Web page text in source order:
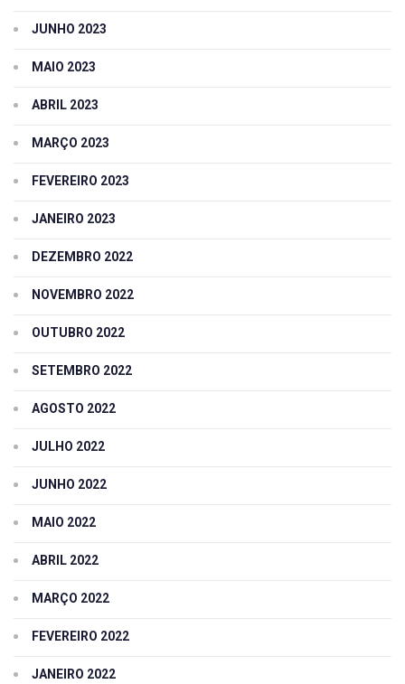
JUNHO 2023
MAIO 2023
ABRIL 2023
MARÇO 2023
FEVEREIRO 2023
JANEIRO 2023
DEZEMBRO 2022
NOVEMBRO 2022
OUTUBRO 2022
SETEMBRO 2022
AGOSTO 2022
JULHO 2022
JUNHO 2022
MAIO 2022
ABRIL 2022
MARÇO 2022
FEVEREIRO 2022
JANEIRO 2022